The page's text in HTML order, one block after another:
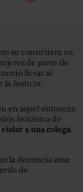
se convirtiera en
de parte de
llevar al
la Justicia.
en aquel entonces
británica de
a una colega.
la denuncia ante
de